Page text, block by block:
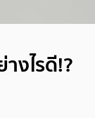
งไรดี!?